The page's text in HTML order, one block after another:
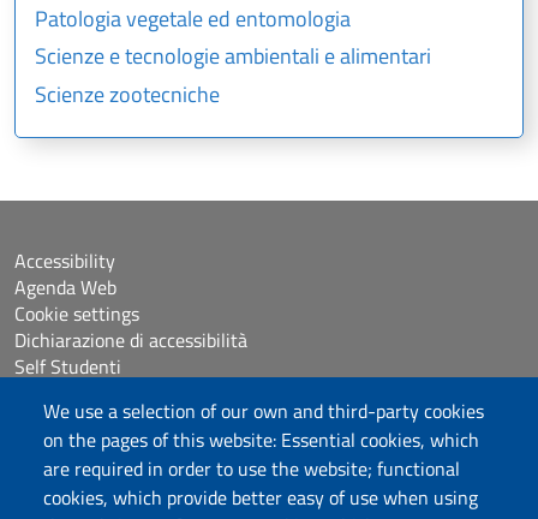
We use a selection of our own and third-party cookies
on the pages of this website: Essential cookies, which
are required in order to use the website; functional
cookies, which provide better easy of use when using
Patologia vegetale ed entomologia
Scienze e tecnologie ambientali e alimentari
Scienze zootecniche
Accessibility
Agenda Web
Cookie settings
Dichiarazione di accessibilità
Self Studenti
eUniss
Calls
Posta elettronica @uniss.it